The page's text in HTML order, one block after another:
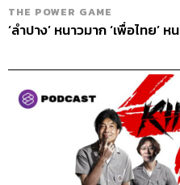
THE
ทีมงาน
THE POWER GAME
‘ลำปาง’ หนาวมาก ‘เพื่อไทย’ ห